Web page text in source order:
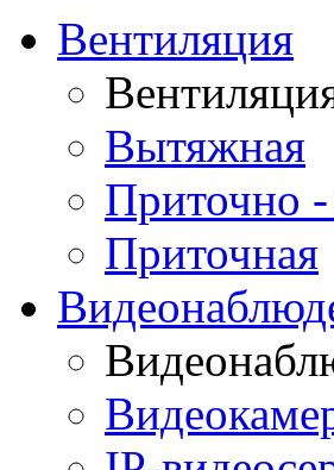
Вентиляция
Вытяжная
Приточно
Приточная